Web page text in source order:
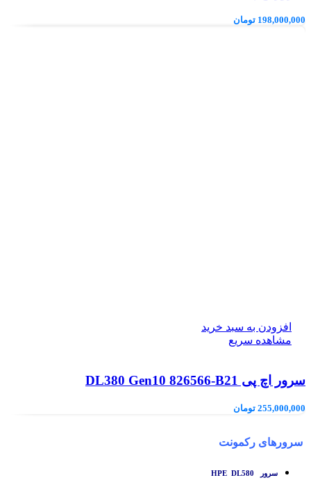
198,000,000 تومان
افزودن به سبد خرید
مشاهده سریع
سرور اچ پی DL380 Gen10 826566-B21
255,000,000 تومان
سرورهای رکمونت
سرور HPE DL580